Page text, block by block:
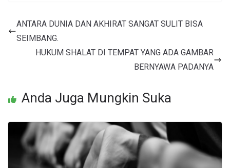
ANTARA DUNIA DAN AKHIRAT SANGAT SULIT BISA
SEIMBANG.
HUKUM SHALAT DI TEMPAT YANG ADA GAMBAR
BERNYAWA PADANYA
Anda Juga Mungkin Suka